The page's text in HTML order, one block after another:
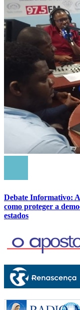
Debate Informativo: A
como proteger a
estados